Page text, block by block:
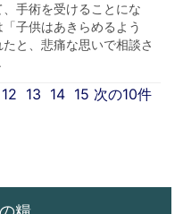
手術を受けることにな
「子供はあきらめるよう
と、悲痛な思いで相談さ
12 13 14 15 次の10件